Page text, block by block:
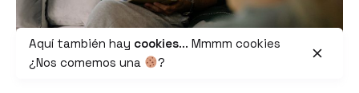
Aquí también hay cookies... Mmmm cookies
¿Nos comemos una
?